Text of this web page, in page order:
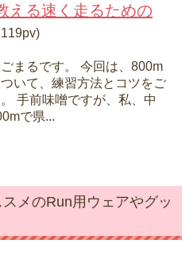
える速く走るための
まるです。 今回は、800m
いて、練習方法とコツをご
手前味噌ですが、私、中
で県...
メのRun用ウェアやグッ